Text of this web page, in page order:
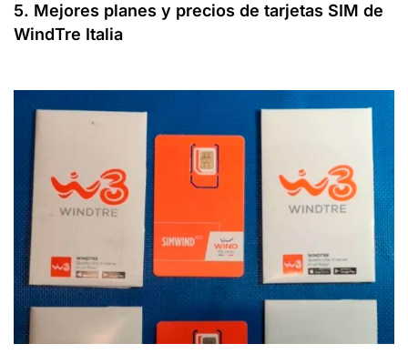
5. Mejores planes y precios de tarjetas SIM de
WindTre Italia